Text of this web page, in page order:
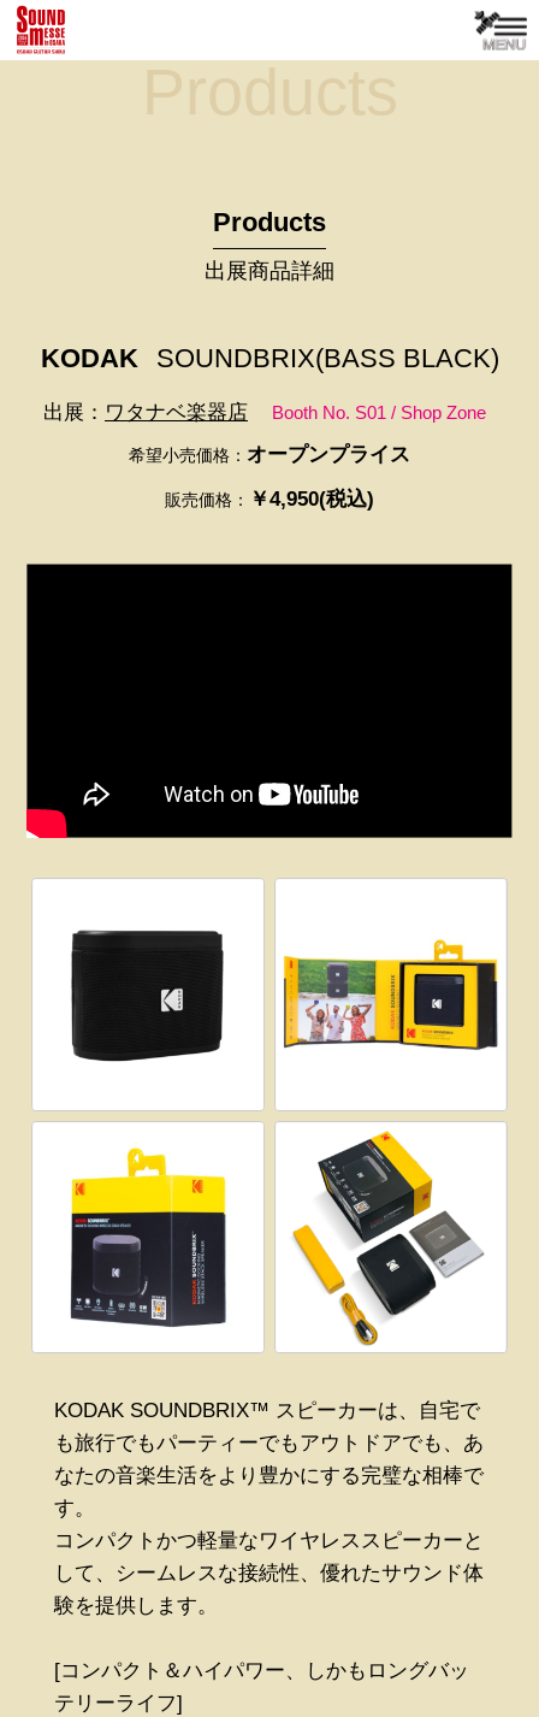
Products
Products
出展商品詳細
KODAK SOUNDBRIX(BASS BLACK)
出展： ワタナベ楽器店 Booth No. S01 / Shop Zone
希望小売価格： オープンプライス
販売価格： ￥4,950(税込)
KODAK SOUNDBRIX™ スピーカーは、自宅で
も旅行でもパーティーでもアウトドアでも、あ
なたの音楽生活をより豊かにする完璧な相棒で
す。
コンパクトかつ軽量なワイヤレススピーカーと
して、シームレスな接続性、優れたサウンド体
験を提供します。
[コンパクト＆ハイパワー、しかもロングバッ
テリーライフ]